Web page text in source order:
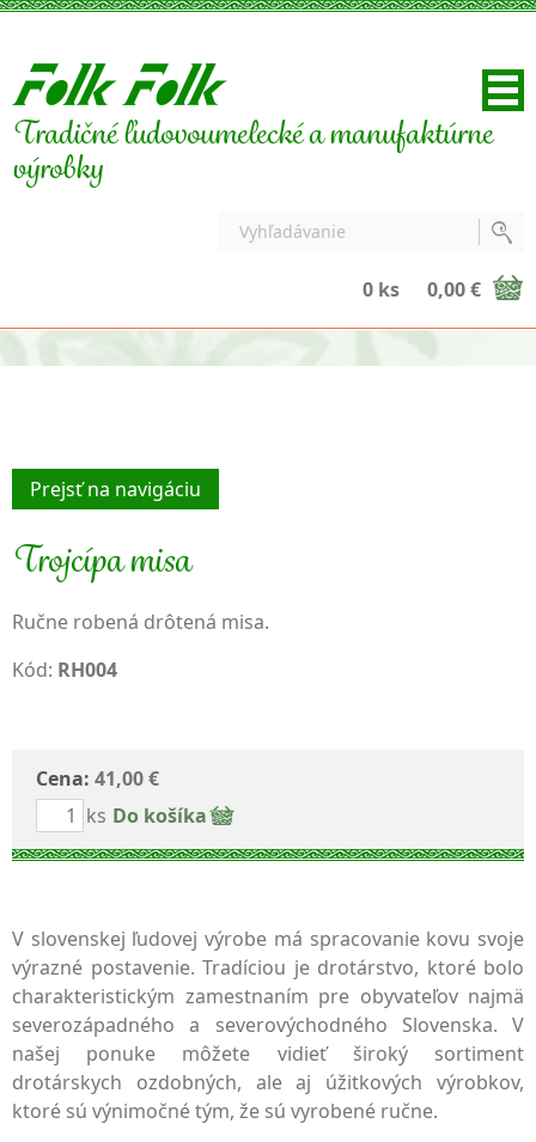
Tradičné ľudovoumelecké a manufaktúrne
výrobky
0 ks 0,00 €
Prejsť na navigáciu
Trojcípa misa
Ručne robená drôtená misa.
Kód: RH004
Cena: 41,00 €
ks Do košíka
V slovenskej ľudovej výrobe má spracovanie kovu svoje
výrazné postavenie. Tradíciou je drotárstvo, ktoré bolo
charakteristickým zamestnaním pre obyvateľov najmä
severozápadného a severovýchodného Slovenska. V
našej ponuke môžete vidieť široký sortiment
drotárskych ozdobných, ale aj úžitkových výrobkov,
ktoré sú výnimočné tým, že sú vyrobené ručne.